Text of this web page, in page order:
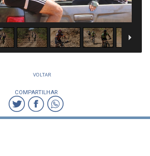
VOLTAR
COMPARTILHAR